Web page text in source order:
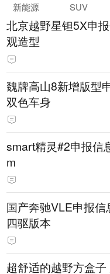
新能源 SUV
北京越野星钽5X申
观造型
魏牌高山8新增版型
双色车身
smart精灵#2申报信
m
国产奔驰VLE申报信
四驱版本
超舒适的越野方盒